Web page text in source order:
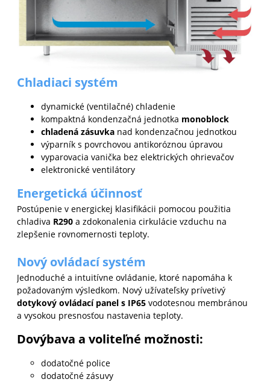
Chladiaci systém
dynamické (ventilačné) chladenie
kompaktná kondenzačná jednotka monoblock
chladená zásuvka nad kondenzačnou jednotkou
výparník s povrchovou antikoróznou úpravou
vyparovacia vanička bez elektrických ohrievačov
elektronické ventilátory
Energetická účinnosť
Postúpenie v energickej klasifikácii pomocou použitia
chladiva R290a zdokonalenia cirkulácie vzduchu na
zlepšenie rovnomernosti teploty.
Nový ovládací systém
Jednoduché a intuitívne ovládanie, ktoré napomáha k
požadovaným výsledkom. Nový užívateľsky prívetivý
dotykový ovládací panel s IP65vodotesnou membránou
a vysokou presnosťou nastavenia teploty.
Dovýbava a voliteľné možnosti:
dodatočné police
dodatočné zásuvy